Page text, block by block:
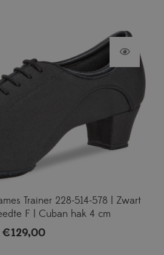
Trainer 228-514-578 | Zwart
F | Cuban hak 4 cm
€129,00